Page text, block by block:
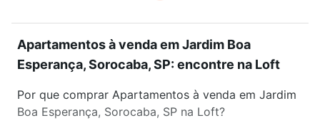
Apartamentos à venda em Jardim Boa
Esperança, Sorocaba, SP: encontre na Loft
Por que comprar Apartamentos à venda em Jardim
Boa Esperança, Sorocaba, SP na Loft?